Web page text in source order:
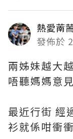
熱愛萳
發佈於
兩姊妹越大
唔聽媽媽意見
最近行街 經
衫就係咁衝